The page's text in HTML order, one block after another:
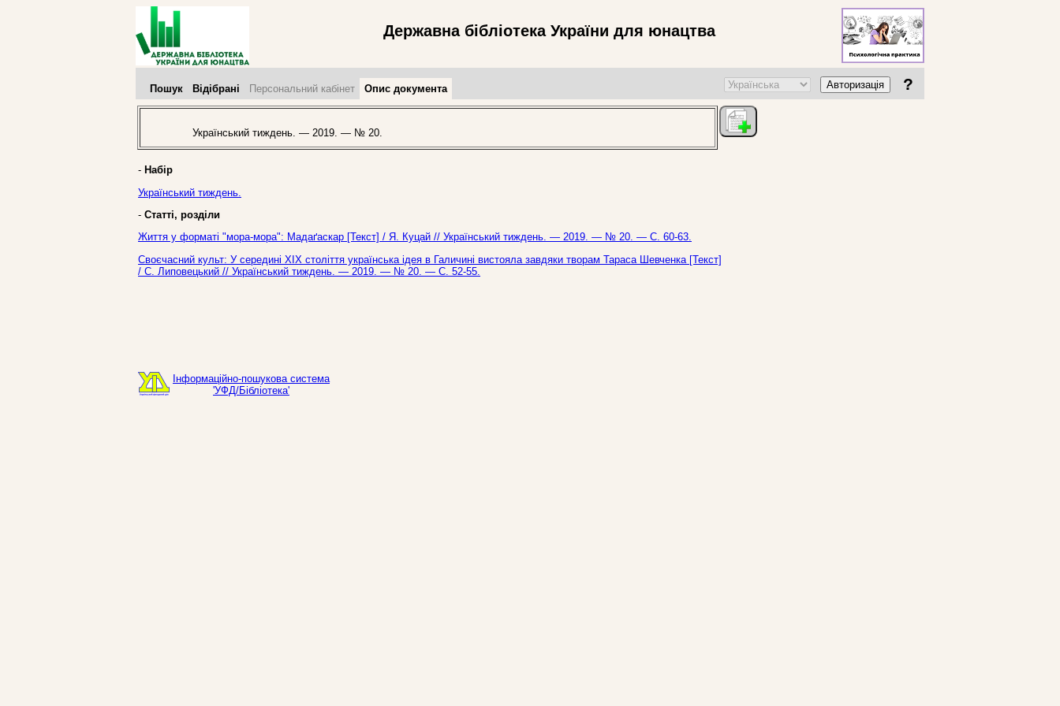
Державна бібліотека України для юнацтва
Пошук Відібрані Персональний кабінет Опис документа Авторизація ?
Український тиждень. — 2019. — № 20.
- Набір
Український тиждень.
- Статті, розділи
Життя у форматі "мора-мора": Мадаґаскар [Текст] / Я. Куцай // Український тиждень. — 2019. — № 20. — С. 60-63.
Своєчасний культ: У середині ХІХ століття українська ідея в Галичині вистояла завдяки творам Тараса Шевченка [Текст]
/ С. Липовецький // Український тиждень. — 2019. — № 20. — С. 52-55.
Інформаційно-пошукова система
'УФД/Бібліотека'